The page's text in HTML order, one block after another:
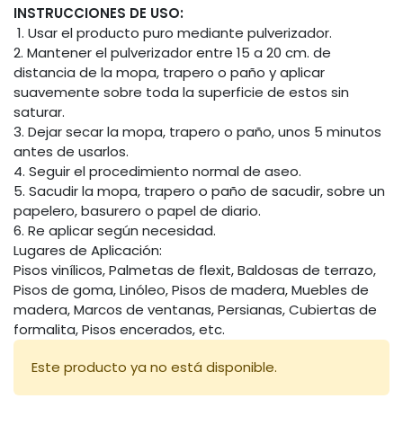
INSTRUCCIONES DE USO:
1. Usar el producto puro mediante pulverizador.
2. Mantener el pulverizador entre 15 a 20 cm. de
distancia de la mopa, trapero o paño y aplicar
suavemente sobre toda la superficie de estos sin
saturar.
3. Dejar secar la mopa, trapero o paño, unos 5 minutos
antes de usarlos.
4. Seguir el procedimiento normal de aseo.
5. Sacudir la mopa, trapero o paño de sacudir, sobre un
papelero, basurero o papel de diario.
6. Re aplicar según necesidad.
Lugares de Aplicación:
Pisos vinílicos, Palmetas de flexit, Baldosas de terrazo,
Pisos de goma, Linóleo, Pisos de madera, Muebles de
madera, Marcos de ventanas, Persianas, Cubiertas de
formalita, Pisos encerados, etc.
Este producto ya no está disponible.